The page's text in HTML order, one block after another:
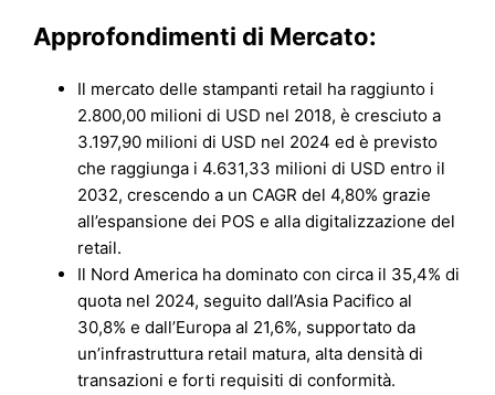
Approfondimenti di Mercato:
Il mercato delle stampanti retail ha raggiunto i
2.800,00 milioni di USD nel 2018, è cresciuto a
3.197,90 milioni di USD nel 2024 ed è previsto
che raggiunga i 4.631,33 milioni di USD entro il
2032, crescendo a un CAGR del 4,80% grazie
all’espansione dei POS e alla digitalizzazione del
retail.
Il Nord America ha dominato con circa il 35,4% di
quota nel 2024, seguito dall’Asia Pacifico al
30,8% e dall’Europa al 21,6%, supportato da
un’infrastruttura retail matura, alta densità di
transazioni e forti requisiti di conformità.